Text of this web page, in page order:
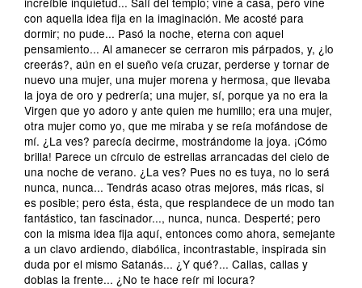
con aquella idea fija en la imaginación. Me acosté para
dormir; no pude... Pasó la noche, eterna con aquel
pensamiento... Al amanecer se cerraron mis párpados, y, ¿lo
creerás?, aún en el sueño veía cruzar, perderse y tornar de
nuevo una mujer, una mujer morena y hermosa, que llevaba
la joya de oro y pedrería; una mujer, sí, porque ya no era la
Virgen que yo adoro y ante quien me humillo; era una mujer,
otra mujer como yo, que me miraba y se reía mofándose de
mí. ¿La ves? parecía decirme, mostrándome la joya. ¡Cómo
brilla! Parece un círculo de estrellas arrancadas del cielo de
una noche de verano. ¿La ves? Pues no es tuya, no lo será
nunca, nunca... Tendrás acaso otras mejores, más ricas, si
es posible; pero ésta, ésta, que resplandece de un modo tan
fantástico, tan fascinador..., nunca, nunca. Desperté; pero
con la misma idea fija aquí, entonces como ahora, semejante
a un clavo ardiendo, diabólica, incontrastable, inspirada sin
duda por el mismo Satanás... ¿Y qué?... Callas, callas y
doblas la frente... ¿No te hace reír mi locura?